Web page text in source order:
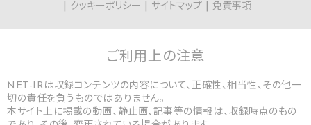
クッキーポリシー
サイトマップ 免責事項
ご利用上の注意
NET-IRは収録コンテンツの内容について、正確性、相当性、その他一
切の責任を負うものではありません。
本サイト上に掲載の動画、静止画、記事等の情報は、収録時点のもの